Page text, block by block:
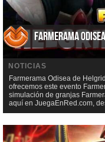
Farmerama
NOTICIAS
Farmerama Odisea de
ofrecemos este evento
simulación de granjas
aquí en JuegaEnRed.com,